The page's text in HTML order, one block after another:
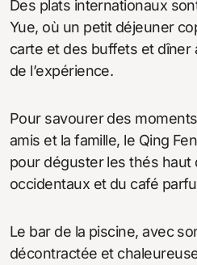
Des plats internationaux
Yue, où un petit déjeuner
carte et des buffets et dîner
de l’expérience.
Pour savourer des
amis et la famille, le Qing
pour déguster les thés haut
occidentaux et du café
Le bar de la piscine, avec
décontractée et